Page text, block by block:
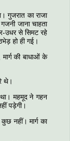
गुजरात का राजा
जाना चाहता
उधर से सिमट रहे
हो ही गई।
की बाधाओं के
थे।
महमूद ने गहन
पड़ेगी।
नहीं। मार्ग का